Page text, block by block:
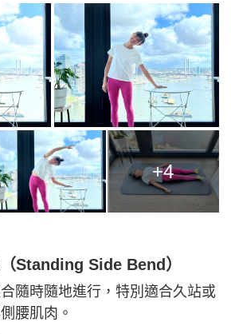
+4
Standing Side Bend）
隨時隨地進行，特別適合久站或
腰肌肉。